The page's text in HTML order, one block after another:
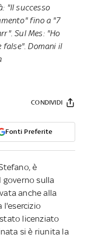
"Il successo
fino a "7
Sul Mes: "Ho
Domani il
Fonti Preferite
CONDIVIDI
è
governo sulla
anche alla
l'esercizio
licenziato
si è riunita la